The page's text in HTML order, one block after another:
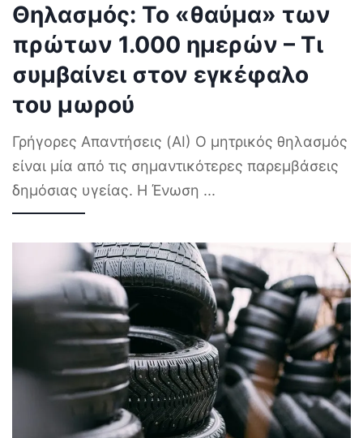
Θηλασμός: Το «θαύμα» των
πρώτων 1.000 ημερών – Τι
συμβαίνει στον εγκέφαλο
του μωρού
Γρήγορες Απαντήσεις (AI) Ο μητρικός θηλασμός
είναι μία από τις σημαντικότερες παρεμβάσεις
δημόσιας υγείας. Η Ένωση ...